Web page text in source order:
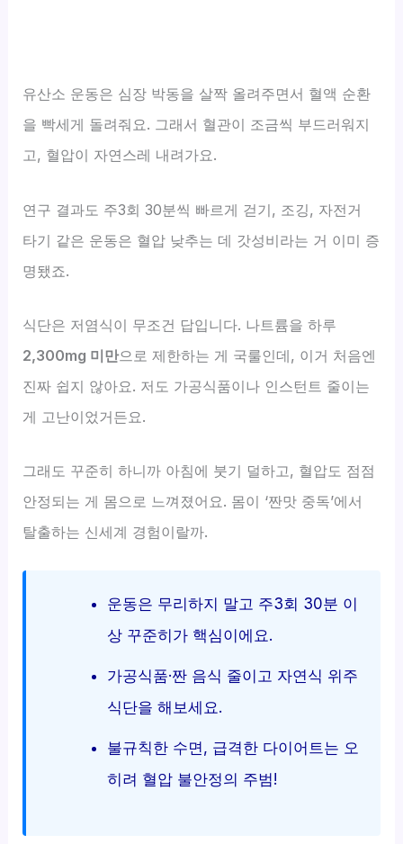
유산소 운동은 심장 박동을 살짝 올려주면서 혈액 순환
을 빡세게 돌려줘요. 그래서 혈관이 조금씩 부드러워지
고, 혈압이 자연스레 내려가요.
연구 결과도 주3회 30분씩 빠르게 걷기, 조깅, 자전거
타기 같은 운동은 혈압 낮추는 데 갓성비라는 거 이미 증
명됐죠.
식단은 저염식이 무조건 답입니다. 나트륨을 하루
2,300mg 미만으로 제한하는 게 국룰인데, 이거 처음엔
진짜 쉽지 않아요. 저도 가공식품이나 인스턴트 줄이는
게 고난이었거든요.
그래도 꾸준히 하니까 아침에 붓기 덜하고, 혈압도 점점
안정되는 게 몸으로 느껴졌어요. 몸이 ‘짠맛 중독’에서
탈출하는 신세계 경험이랄까.
운동은 무리하지 말고 주3회 30분 이
상 꾸준히가 핵심이에요.
가공식품·짠 음식 줄이고 자연식 위주
식단을 해보세요.
불규칙한 수면, 급격한 다이어트는 오
히려 혈압 불안정의 주범!